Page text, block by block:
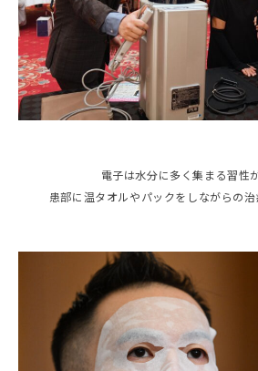
電子は水分に多く集まる習性
患部に温タオルやパックをしながらの治